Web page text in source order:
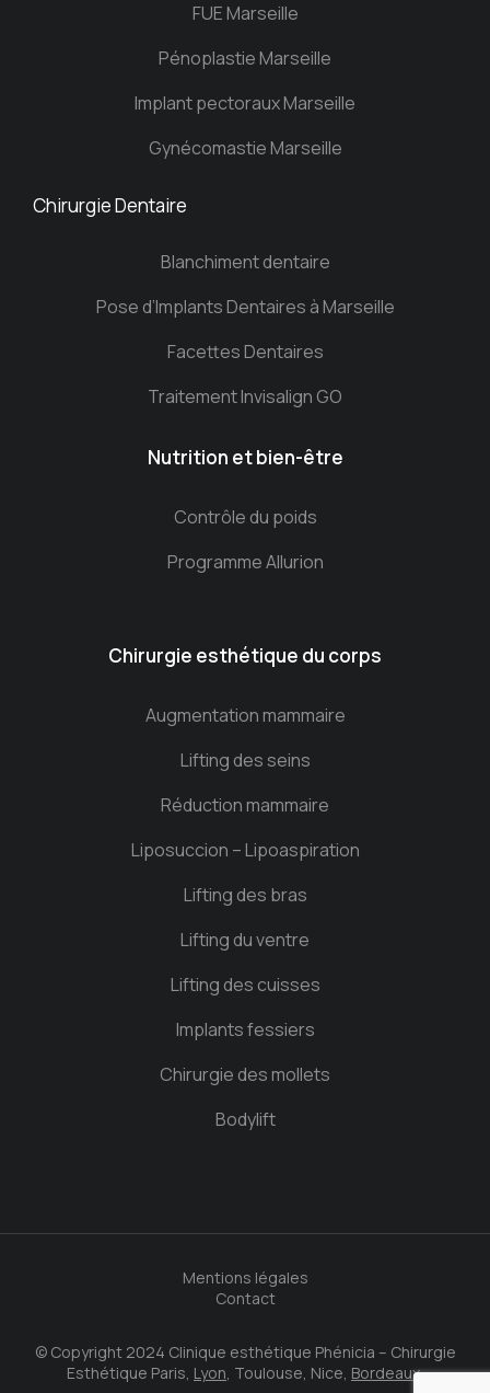
FUE Marseille
Pénoplastie Marseille
Implant pectoraux Marseille
Gynécomastie Marseille
Chirurgie Dentaire
Blanchiment dentaire
Pose d’Implants Dentaires à Marseille
Facettes Dentaires
Traitement Invisalign GO
Nutrition et bien-être
Contrôle du poids
Programme Allurion
Chirurgie esthétique du corps
Augmentation mammaire
Lifting des seins
Réduction mammaire
Liposuccion – Lipoaspiration
Lifting des bras
Lifting du ventre
Lifting des cuisses
Implants fessiers
Chirurgie des mollets
Bodylift
© Copyright 2024 Clinique esthétique Phénicia – Chirurgie
Esthétique Paris, Lyon, Toulouse, Nice, Bordeaux.
Mentions légales
Contact